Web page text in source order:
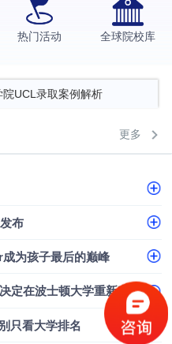
热门活动 全球院校库
背景，成功斩获英国名校多份
背景成功斩获爱丁堡大学经济学
UCL录取案例解析
共事务硕士录取
尔德：低均分逆袭QS百强金
更多
布
为孩子最后的巅峰
钟美美：那个13岁的模仿少年，决定在波士顿大学重新定义自己
只看大学排名